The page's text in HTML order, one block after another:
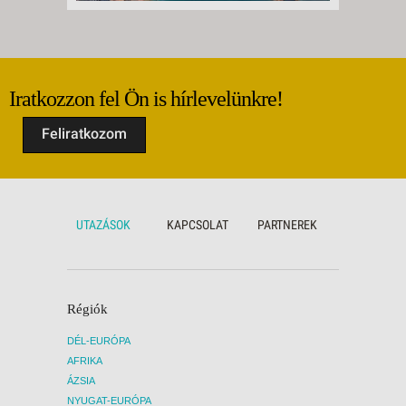
Iratkozzon fel Ön is hírlevelünkre!
Feliratkozom
UTAZÁSOK KAPCSOLAT PARTNEREK
Régiók
DÉL-EURÓPA
AFRIKA
ÁZSIA
NYUGAT-EURÓPA